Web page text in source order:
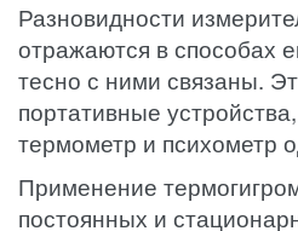
Разновидности
отражаются в способах
тесно с ними связаны.
портативные
термометр и психометр
Применение
постоянных и